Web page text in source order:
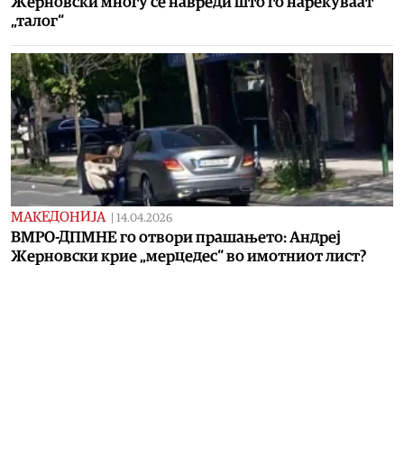
„талог“
МАКЕДОНИЈА 14.04.2026
ВМРО-ДПМНЕ го отвори прашањето: Андреј
Жерновски крие „мерцедес“ во имотниот лист?